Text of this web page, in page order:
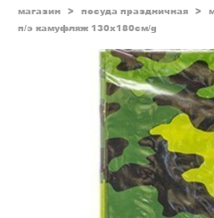
магазин > посуда праздничная >
п/э камуфляж 130х180см/g